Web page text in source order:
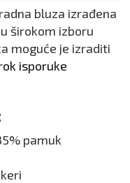
bluza izrađena
širokom izboru
moguće je izraditi
isporuke
pamuk